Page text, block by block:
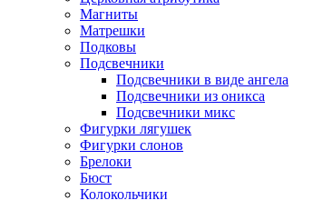
Магниты
Матрешки
Подковы
Подсвечники
Подсвечники в виде ангела
Подсвечники из оникса
Подсвечники микс
Фигурки лягушек
Фигурки слонов
Брелоки
Бюст
Колокольчики